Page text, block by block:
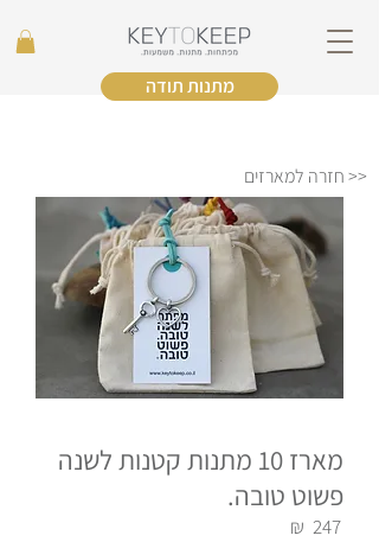
מתנות תודה
<< חזרה למארזים
מארז 10 מתנות קטנות לשנה
פשוט טובה.
247
₪